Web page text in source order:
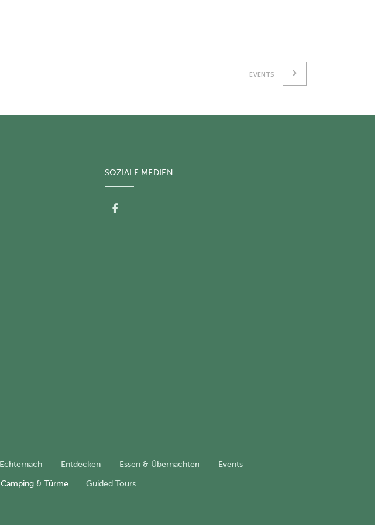
EVENTS
SOZIALE MEDIEN
Echternach Entdecken Essen & Übernachten Events
Camping & Türme Guided Tours